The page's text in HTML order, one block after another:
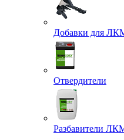
Добавки для
Отвердители
Разбавители